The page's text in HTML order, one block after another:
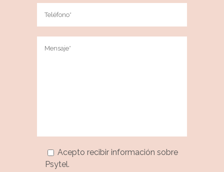
Acepto recibir información sobre
Psytel.